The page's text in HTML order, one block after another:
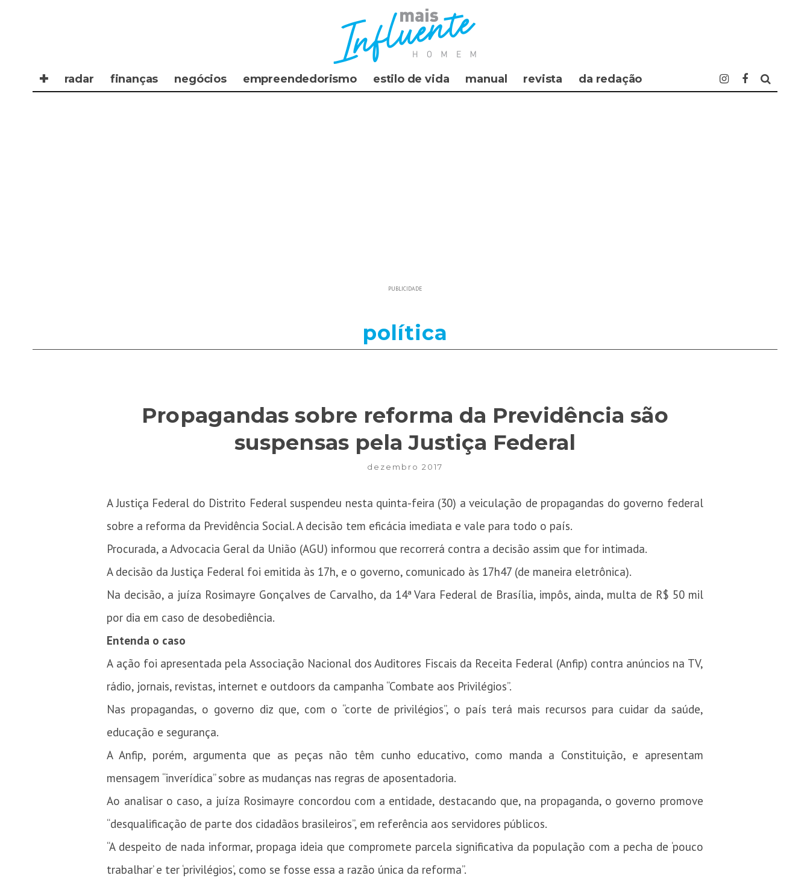
✚ radar finanças negócios empreendedorismo estilo de vida manual revista da redação
PUBLICIDADE
política
Propagandas sobre reforma da Previdência são
suspensas pela Justiça Federal
dezembro 2017
A Justiça Federal do Distrito Federal suspendeu nesta quinta-feira (30) a veiculação de propagandas do governo federal
sobre a reforma da Previdência Social. A decisão tem eficácia imediata e vale para todo o país.
Procurada, a Advocacia Geral da União (AGU) informou que recorrerá contra a decisão assim que for intimada.
A decisão da Justiça Federal foi emitida às 17h, e o governo, comunicado às 17h47 (de maneira eletrônica).
Na decisão, a juíza Rosimayre Gonçalves de Carvalho, da 14ª Vara Federal de Brasília, impôs, ainda, multa de R$ 50 mil
por dia em caso de desobediência.
Entenda o caso
A ação foi apresentada pela Associação Nacional dos Auditores Fiscais da Receita Federal (Anfip) contra anúncios na TV,
rádio, jornais, revistas, internet e outdoors da campanha “Combate aos Privilégios”.
Nas propagandas, o governo diz que, com o “corte de privilégios”, o país terá mais recursos para cuidar da saúde,
educação e segurança.
A Anfip, porém, argumenta que as peças não têm cunho educativo, como manda a Constituição, e apresentam
mensagem “inverídica” sobre as mudanças nas regras de aposentadoria.
Ao analisar o caso, a juíza Rosimayre concordou com a entidade, destacando que, na propaganda, o governo promove
“desqualificação de parte dos cidadãos brasileiros”, em referência aos servidores públicos.
“A despeito de nada informar, propaga ideia que compromete parcela significativa da população com a pecha de ‘pouco
trabalhar’ e ter ‘privilégios’, como se fosse essa a razão única da reforma”.